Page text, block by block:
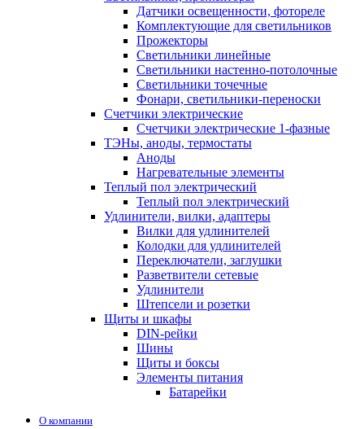
Датчики освещенности, фотореле
Комплектующие для светильников
Прожекторы
Светильники линейные
Светильники настенно-потолочные
Светильники точечные
Фонари, светильники-переноски
Счетчики электрические
Счетчики электрические 1-фазные
ТЭНы, аноды, термостаты
Аноды
Нагревательные элементы
Теплый пол электрический
Теплый пол электрический
Удлинители, вилки, адаптеры
Вилки для удлинителей
Колодки для удлинителей
Переключатели, заглушки
Разветвители сетевые
Удлинители
Штепсели и розетки
Щиты и шкафы
DIN-рейки
Шины
Щиты и боксы
Элементы питания
Батарейки
О компании